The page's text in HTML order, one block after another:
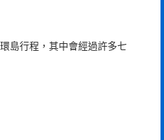
島行程，其中會經過許多七